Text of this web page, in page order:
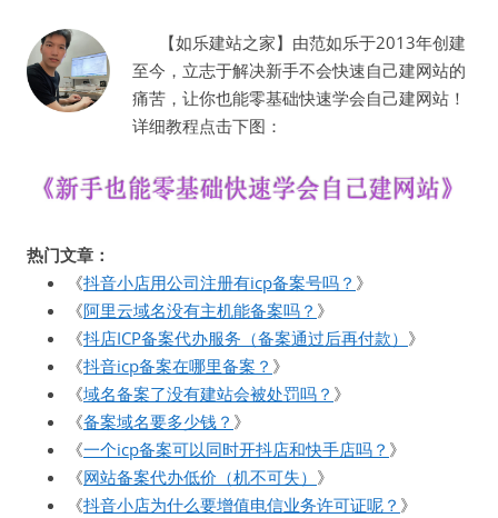
【如乐建站之家】由范如乐于2013年创建
至今，立志于解决新手不会快速自己建网站的
痛苦，让你也能零基础快速学会自己建网站！
详细教程点击下图：
热门文章：
《抖音小店用公司注册有icp备案号吗？ 》
《阿里云域名没有主机能备案吗？ 》
《抖店ICP备案代办服务（备案通过后再付款） 》
《抖音icp备案在哪里备案？ 》
《域名备案了没有建站会被处罚吗？ 》
《备案域名要多少钱？ 》
《一个icp备案可以同时开抖店和快手店吗？ 》
《网站备案代办低价（机不可失） 》
《抖音小店为什么要增值电信业务许可证呢？ 》